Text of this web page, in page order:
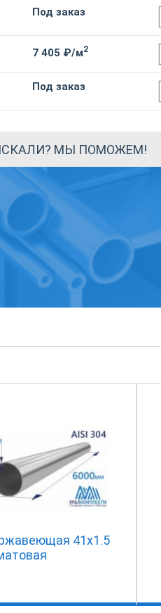
Под заказ
7 405 ₽/м2
Под заказ
МЫ ПОМОЖЕМ!
41х1.5